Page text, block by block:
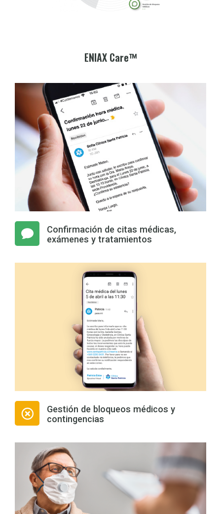
ENIAX Care™
Confirmación de citas médicas,
exámenes y tratamientos
Gestión de bloqueos médicos y
contingencias